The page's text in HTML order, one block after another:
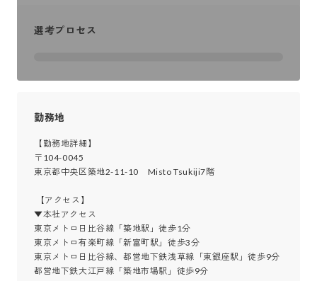
選考プロセス
勤務地
【勤務地詳細】
〒104-0045
東京都中央区築地2-11-10　Misto Tsukiji7階
▼本社アクセス
東京メトロ日比谷線「築地駅」徒歩1分
東京メトロ有楽町線「新富町駅」徒歩3分
東京メトロ日比谷線、都営地下鉄浅草線「東銀座駅」徒歩9分
都営地下鉄大江戸線「築地市場駅」徒歩9分